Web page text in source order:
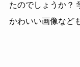
たのでしょうか？
かわいい画像など